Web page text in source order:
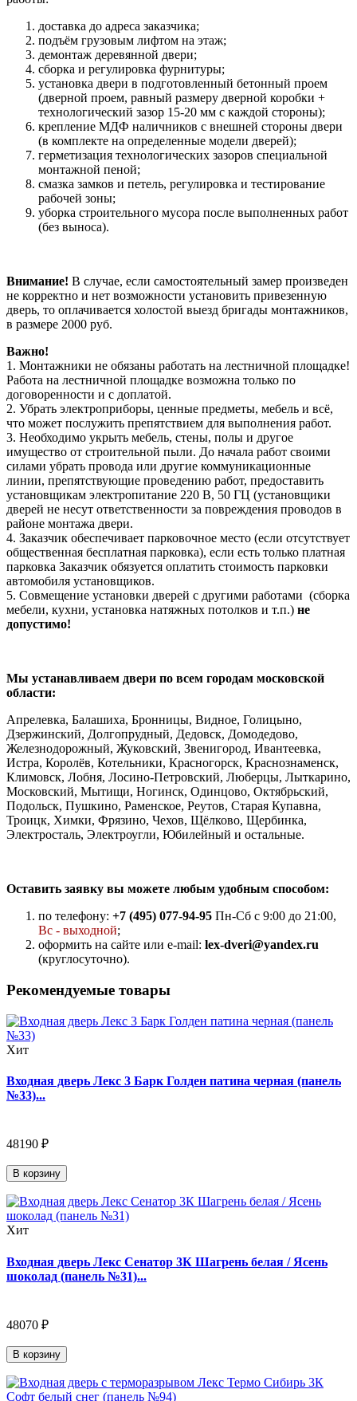
доставка до адреса заказчика;
подъём грузовым лифтом на этаж;
демонтаж деревянной двери;
сборка и регулировка фурнитуры;
установка двери в подготовленный бетонный проем
(дверной проем, равный размеру дверной коробки +
технологический зазор 15-20 мм с каждой стороны);
крепление МДФ наличников с внешней стороны двери
(в комплекте на определенные модели дверей);
герметизация технологических зазоров специальной
монтажной пеной;
смазка замков и петель, регулировка и тестирование
рабочей зоны;
уборка строительного мусора после выполненных работ
(без выноса).
Внимание! В случае, если самостоятельный замер произведен
не корректно и нет возможности установить привезенную
дверь, то оплачивается холостой выезд бригады монтажников,
в размере 2000 руб.
Важно!
1. Монтажники не обязаны работать на лестничной площадке!
Работа на лестничной площадке возможна только по
договоренности и с доплатой.
2. Убрать электроприборы, ценные предметы, мебель и всё,
что может послужить препятствием для выполнения работ.
3. Необходимо укрыть мебель, стены, полы и другое
имущество от строительной пыли. До начала работ своими
силами убрать провода или другие коммуникационные
линии, препятствующие проведению работ, предоставить
установщикам электропитание 220 В, 50 ГЦ (установщики
дверей не несут ответственности за повреждения проводов в
районе монтажа двери.
4. Заказчик обеспечивает парковочное место (если отсутствует
общественная бесплатная парковка), если есть только платная
парковка Заказчик обязуется оплатить стоимость парковки
автомобиля установщиков.
5. Совмещение установки дверей с другими работами (сборка
мебели, кухни, установка натяжных потолков и т.п.) не
допустимо!
Мы устанавливаем двери по всем городам московской
области:
Апрелевка, Балашиха, Бронницы, Видное, Голицыно,
Дзержинский, Долгопрудный, Дедовск, Домодедово,
Железнодорожный, Жуковский, Звенигород, Ивантеевка,
Истра, Королёв, Котельники, Красногорск, Краснознаменск,
Климовск, Лобня, Лосино-Петровский, Люберцы, Лыткарино,
Московский, Мытищи, Ногинск, Одинцово, Октябрьский,
Подольск, Пушкино, Раменское, Реутов, Старая Купавна,
Троицк, Химки, Фрязино, Чехов, Щёлково, Щербинка,
Электросталь, Электроугли, Юбилейный и остальные.
Оставить заявку вы можете любым удобным способом:
по телефону: +7 (495) 077-94-95 Пн-Сб с 9:00 до 21:00,
Вс - выходной;
оформить на сайте или e-mail: lex-dveri@yandex.ru
(круглосуточно).
Рекомендуемые товары
Хит
Входная дверь Лекс 3 Барк Голден патина черная (панель
№33)...
48190 ₽
В корзину
Хит
Входная дверь Лекс Сенатор 3К Шагрень белая / Ясень
шоколад (панель №31)...
48070 ₽
В корзину